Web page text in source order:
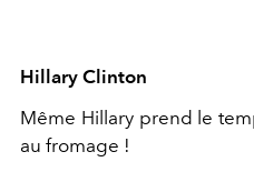
Hillary Clinton
Même Hillary prend le
au fromage !